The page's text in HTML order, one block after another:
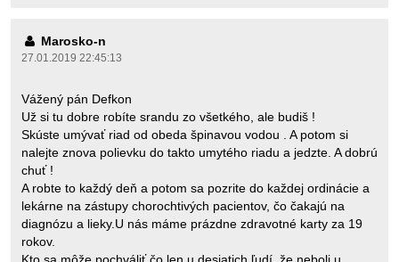
Marosko-n
27.01.2019 22:45:13
Vážený pán Defkon
Už si tu dobre robíte srandu zo všetkého, ale budiš !
Skúste umývať riad od obeda špinavou vodou . A potom si
nalejte znova polievku do takto umytého riadu a jedzte. A dobrú
chuť !
A robte to každý deň a potom sa pozrite do každej ordinácie a
lekárne na zástupy chorochtivých pacientov, čo čakajú na
diagnózu a lieky.U nás máme prázdne zdravotné karty za 19
rokov.